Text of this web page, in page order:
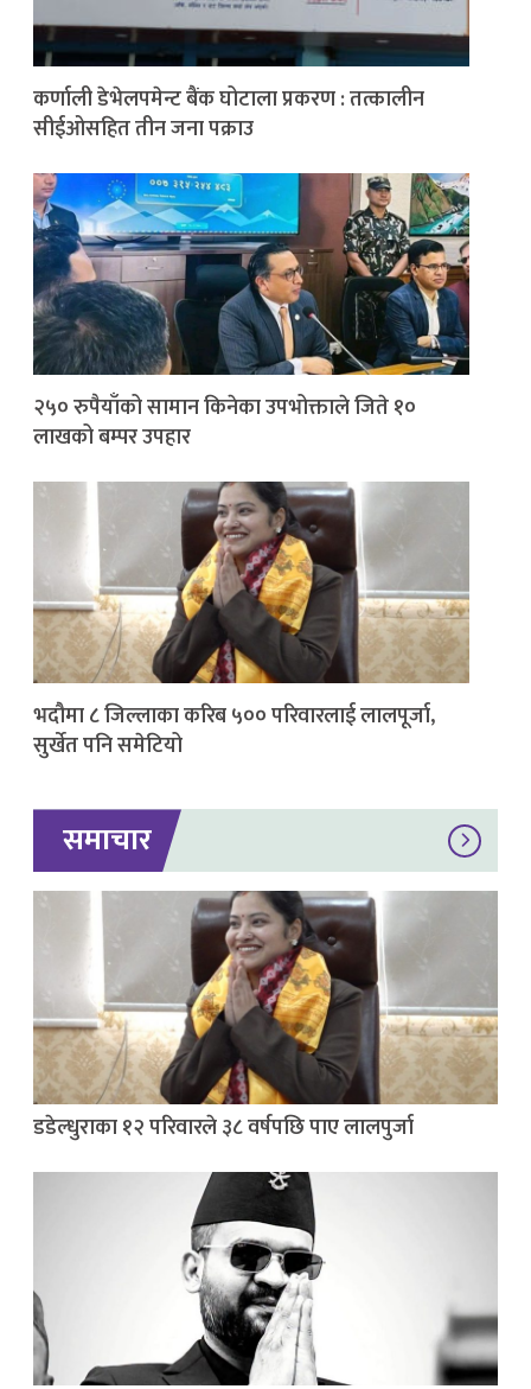
कर्णाली डेभेलपमेन्ट बैंक घोटाला प्रकरण : तत्कालीन
सीईओसहित तीन जना पक्राउ
२५० रुपैयाँको सामान किनेका उपभोक्ताले जिते १०
लाखको बम्पर उपहार
भदौमा ८ जिल्लाका करिब ५०० परिवारलाई लालपूर्जा,
सुर्खेत पनि समेटियो
समाचार
डडेल्धुराका १२ परिवारले ३८ वर्षपछि पाए लालपुर्जा